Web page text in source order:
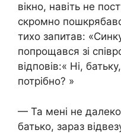
вікно, навіть не
скромно
тихо запитав:
попрощався зі
відповів:« Ні,
потрібно? »
— Та мені не
батько, зараз